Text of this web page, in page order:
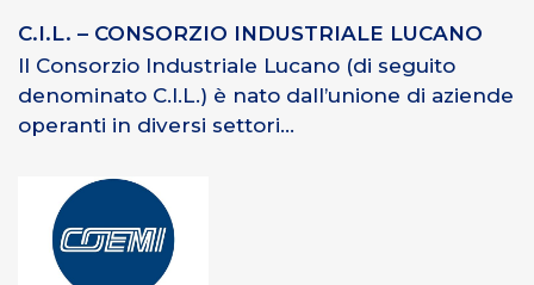
C.I.L. – CONSORZIO INDUSTRIALE LUCANO
Il Consorzio Industriale Lucano (di seguito
denominato C.I.L.) è nato dall’unione di aziende
operanti in diversi settori...